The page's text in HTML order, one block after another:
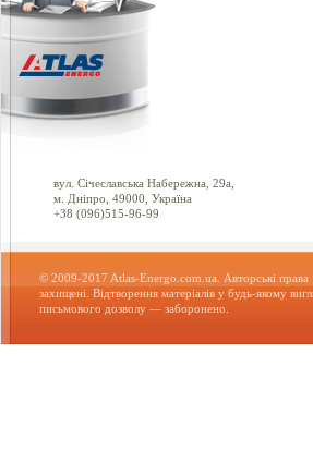
© 2009-2017 Atlas-Energo.com.ua. Авторські права
захищені. Відтворення матеріалів у будь-якому
письмового дозволу — заборонено.
вул. Січеславська Набережна, 29а,
м. Дніпро, 49000, Україна
+38 (096)515-96-99